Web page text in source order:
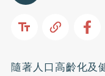
隨著人口高齡化及